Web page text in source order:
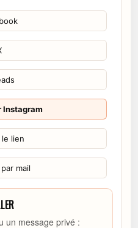
Instagram
lien
mail
un message privé :